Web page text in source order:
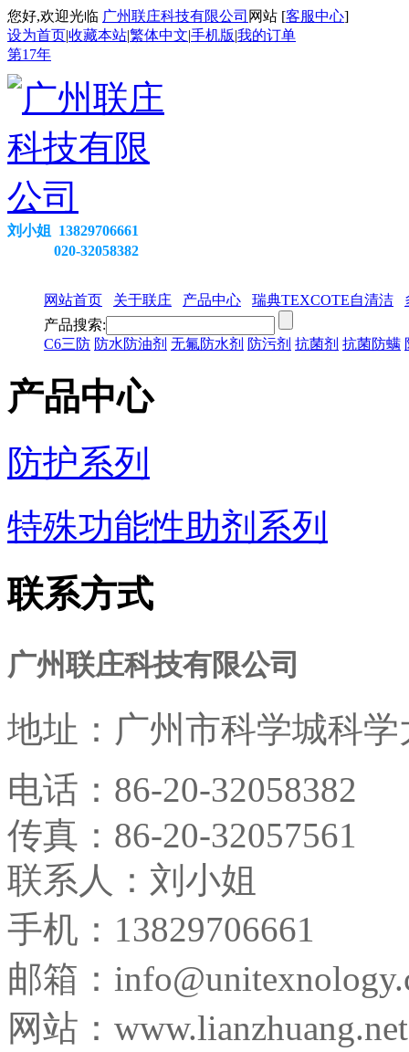
您好,欢迎光临 广州联庄科技有限公司 网站 [客服中心]
设为首页|收藏本站|繁体中文|手机版|我的订单
第17年
刘小姐 13829706661
020-32058382
网站首页 关于联庄 产品中心 瑞典TEXCOTE自清洁
产品搜索:
C6三防 防水防油剂 无氟防水剂 防污剂 抗菌剂 抗菌防螨
产品中心
防护系列
特殊功能性助剂系列
联系方式
广州联庄科技有限公司
地址： 广州市科学城科
电话： 86-20-32058382
传真： 86-20-32057561
联系人：刘小姐
手机：13829706661
邮箱：
网站：www.lianzhuang.net